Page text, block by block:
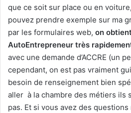
que ce soit sur place ou en
pouvez prendre exemple sur ma
par les formulaires web, on
AutoEntrepreneur très
avec une demande d’ACCRE (un
cependant, on est pas vraiment
besoin de renseignement bien
aller à la chambre des métiers ils
pas. Et si vous avez des questions